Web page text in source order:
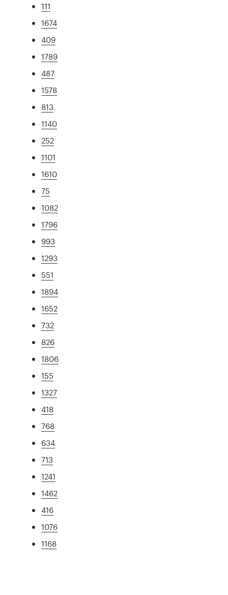
111
1674
409
1789
487
1578
813
1140
252
1101
1610
75
1082
1796
993
1293
551
1894
1652
732
826
1806
155
1327
418
768
634
713
1241
1462
416
1076
1168